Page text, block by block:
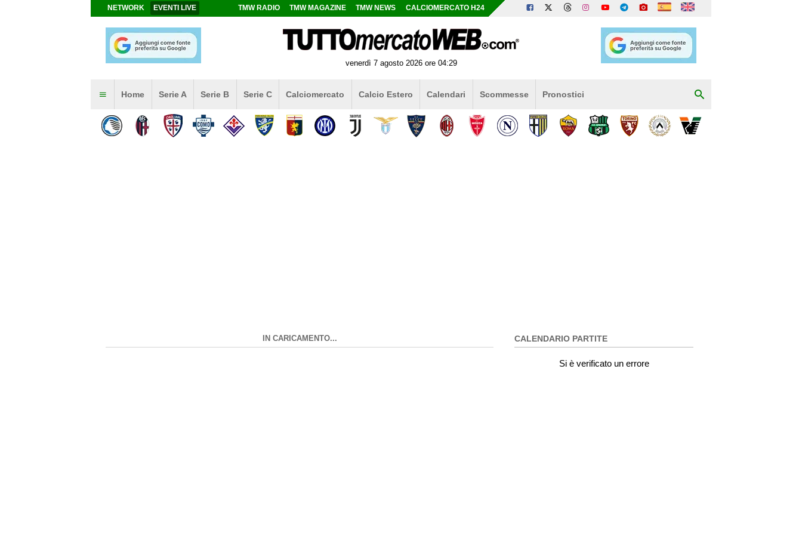
NETWORK EVENTI LIVE TMW RADIO TMW MAGAZINE TMW NEWS CALCIOMERCATO H24
venerdì 7 agosto 2026 ore 04:29
Home Serie A Serie B Serie C Calciomercato Calcio Estero Calendari Scommesse Pronostici
IN CARICAMENTO... CALENDARIO PARTITE
Si è verificato un errore